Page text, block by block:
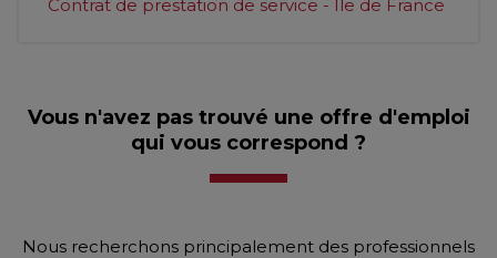
Contrat de prestation de service - Ile de France
Vous n'avez pas trouvé une offre d'emploi
qui vous correspond ?
Nous recherchons principalement des professionnels